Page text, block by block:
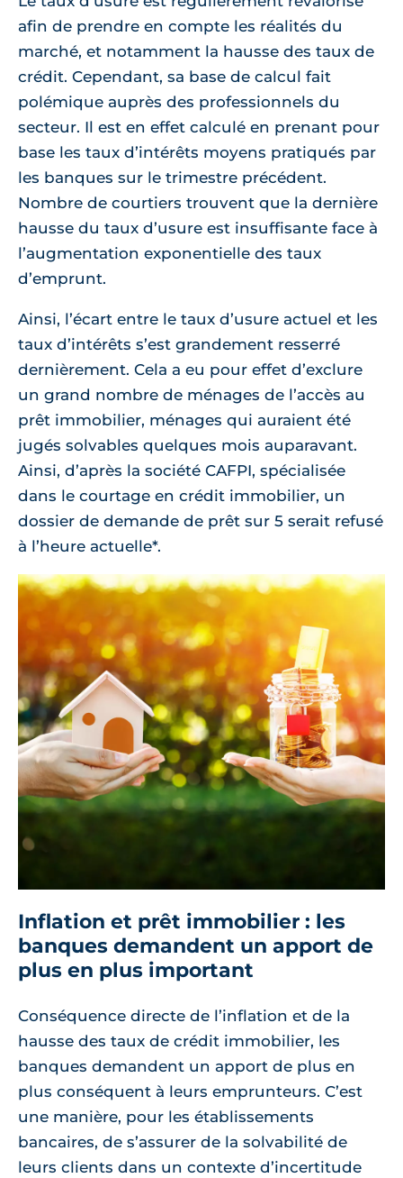
afin de prendre en compte les réalités du
marché, et notamment la hausse des taux de
crédit. Cependant, sa base de calcul fait
polémique auprès des professionnels du
secteur. Il est en effet calculé en prenant pour
base les taux d’intérêts moyens pratiqués par
les banques sur le trimestre précédent.
Nombre de courtiers trouvent que la dernière
hausse du taux d’usure est insuffisante face à
l’augmentation exponentielle des taux
d’emprunt.
Ainsi, l’écart entre le taux d’usure actuel et les
taux d’intérêts s’est grandement resserré
dernièrement. Cela a eu pour effet d’exclure
un grand nombre de ménages de l’accès au
prêt immobilier, ménages qui auraient été
jugés solvables quelques mois auparavant.
Ainsi, d’après la société CAFPI, spécialisée
dans le courtage en crédit immobilier, un
dossier de demande de prêt sur 5 serait refusé
à l’heure actuelle*.
Inflation et prêt immobilier : les
banques demandent un apport de
plus en plus important
Conséquence directe de l’inflation et de la
hausse des taux de crédit immobilier, les
banques demandent un apport de plus en
plus conséquent à leurs emprunteurs. C’est
une manière, pour les établissements
bancaires, de s’assurer de la solvabilité de
leurs clients dans un contexte d’incertitude